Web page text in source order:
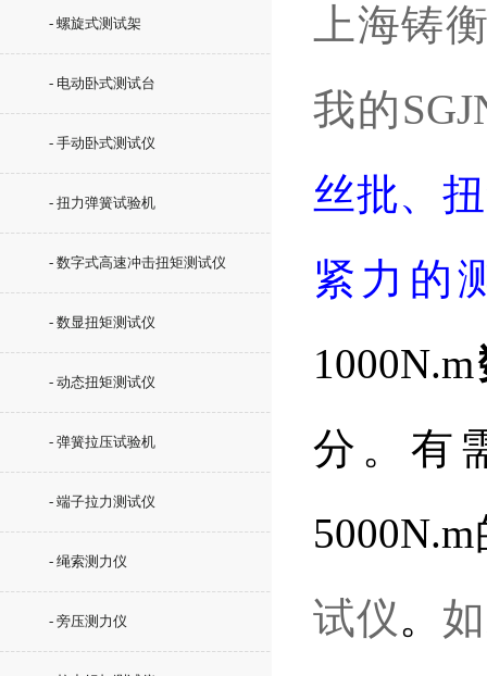
- 螺旋式测试架
- 电动卧式测试台
- 手动卧式测试仪
- 扭力弹簧试验机
- 数字式高速冲击扭矩测试仪
- 数显扭矩测试仪
- 动态扭矩测试仪
- 弹簧拉压试验机
- 端子拉力测试仪
- 绳索测力仪
- 旁压测力仪
上海铸
我的
丝批、
紧力的
1000N.m
分。有
试仪。